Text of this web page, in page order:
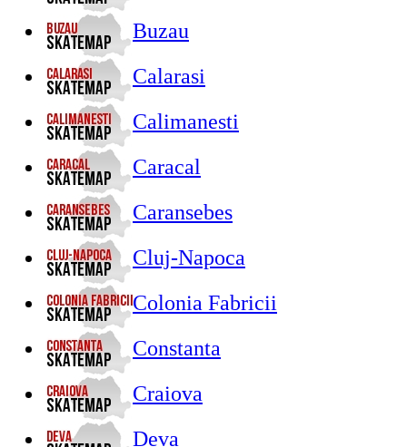
Buzau
Calarasi
Calimanesti
Caracal
Caransebes
Cluj-Napoca
Colonia Fabricii
Constanta
Craiova
Deva